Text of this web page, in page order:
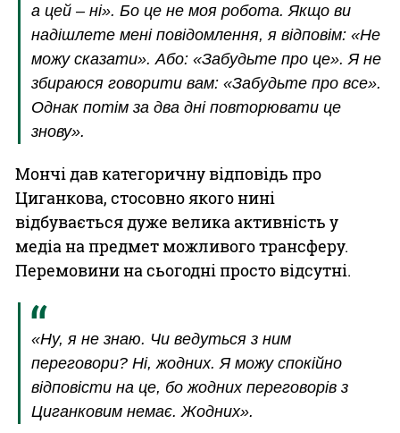
а цей – ні». Бо це не моя робота. Якщо ви
надішлете мені повідомлення, я відповім: «Не
можу сказати». Або: «Забудьте про це». Я не
збираюся говорити вам: «Забудьте про все».
Однак потім за два дні повторювати це
знову».
Мончі дав категоричну відповідь про
Циганкова, стосовно якого нині
відбувається дуже велика активність у
медіа на предмет можливого трансферу.
Перемовини на сьогодні просто відсутні.
«Ну, я не знаю. Чи ведуться з ним
переговори? Ні, жодних. Я можу спокійно
відповісти на це, бо жодних переговорів з
Циганковим немає. Жодних».